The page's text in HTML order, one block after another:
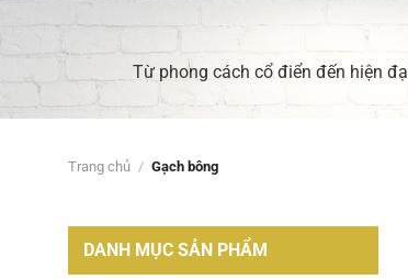
Từ phong cách cổ điển đến hiện
Trang chủ / Gạch bông
DANH MỤC SẢN PHẨM